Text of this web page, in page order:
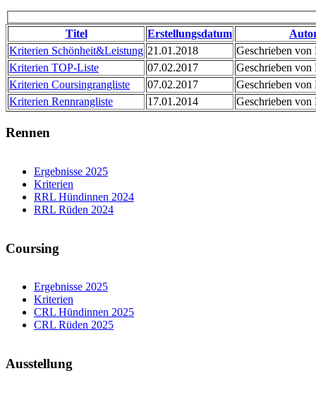
Titel Erstellungsdatum
Kriterien Schönheit&Leistung 21.01.2018
Geschrieben von
Kriterien TOP-Liste
07.02.2017
Geschrieben von
Kriterien Coursingrangliste
07.02.2017
Geschrieben
Kriterien Rennrangliste
17.01.2014 Geschrieben
Rennen
Ergebnisse 2025
Kriterien
RRL Hündinnen 2024
RRL Rüden 2024
Coursing
Ergebnisse 2025
Kriterien
CRL Hündinnen 2025
CRL Rüden 2025
Ausstellung